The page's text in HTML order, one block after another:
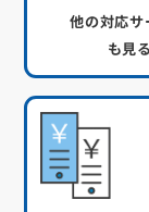
他の対応サ
も見る